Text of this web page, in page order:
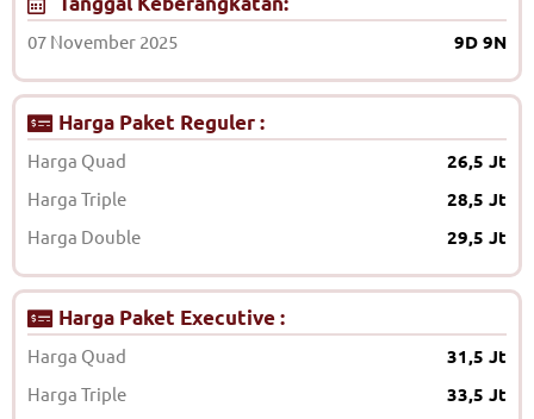
07 November 2025 9D 9N
Harga Paket Reguler :
Harga Quad 26,5 Jt
Harga Triple 28,5 Jt
Harga Double 29,5 Jt
Harga Paket Executive :
Harga Quad 31,5 Jt
Harga Triple 33,5 Jt